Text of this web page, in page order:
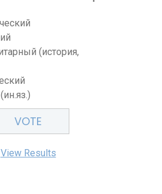
(история,
View Results